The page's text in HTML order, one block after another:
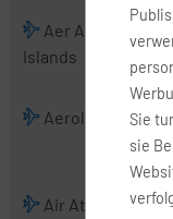
Aer Arann
Islands
Aerologic
Air Atlanta
Sie
sie